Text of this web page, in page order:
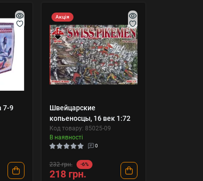
7-9
Акція
Швейцарские
копьеносцы, 16 век 1:72
Код товару: 85025-09
В наявності
0
232 грн. -6%
218 грн.